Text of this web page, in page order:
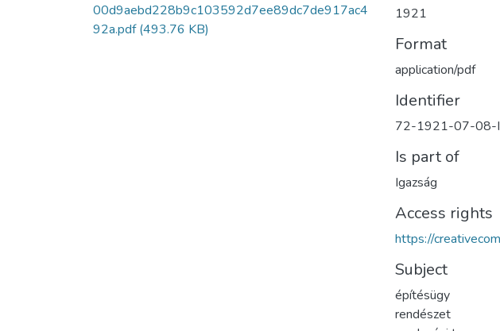
00d9aebd228b9c103592d7ee89dc7de917ac4
92a.pdf(493.76 KB)
1921
Format
application/pdf
Identifier
72-1921-07-08-
Is part of
Igazság
Access rights
https://
Subject
építésügy
rendészet